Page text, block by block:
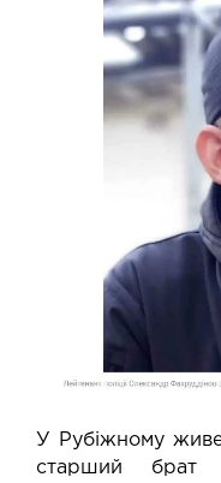
У Рубіжному
старший брат